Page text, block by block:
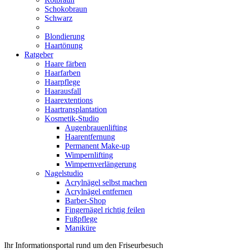
Schokobraun
Schwarz
Blondierung
Haartönung
Ratgeber
Haare färben
Haarfarben
Haarpflege
Haarausfall
Haarextentions
Haartransplantation
Kosmetik-Studio
Augenbrauenlifting
Haarentfernung
Permanent Make-up
Wimpernlifting
Wimpernverlängerung
Nagelstudio
Acrylnägel selbst machen
Acrylnägel entfernen
Barber-Shop
Fingernägel richtig feilen
Fußpflege
Maniküre
Ihr Informationsportal rund um den Friseurbesuch